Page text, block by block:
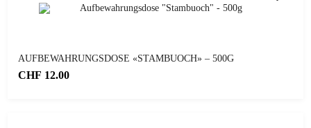
AUFBEWAHRUNGSDOSE «STAMBUOCH» – 500G
CHF 12.00